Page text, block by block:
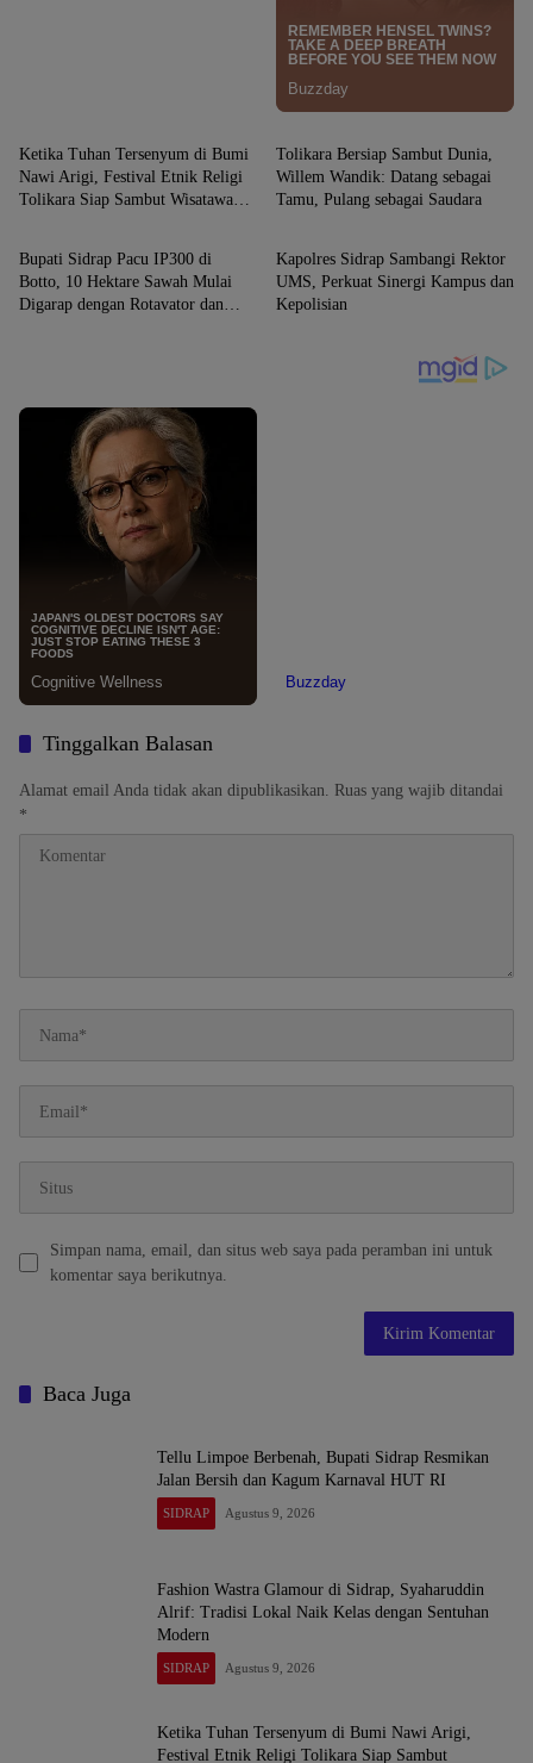
Ketika Tuhan Tersenyum di Bumi
Nawi Arigi, Festival Etnik Religi
Tolikara Siap Sambut Wisatawan
Tolikara Bersiap Sambut Dunia,
Willem Wandik: Datang sebagai
Tamu, Pulang sebagai Saudara
SIDRAP
Bupati Sidrap Pacu IP300 di
Botto, 10 Hektare Sawah Mulai
Digarap dengan Rotavator dan
SIDRAP
Kapolres Sidrap Sambangi Rektor
UMS, Perkuat Sinergi Kampus dan
Kepolisian
Tinggalkan Balasan
Alamat email Anda tidak akan dipublikasikan. Ruas yang wajib ditandai
*
Simpan nama, email, dan situs web saya pada peramban ini untuk
komentar saya berikutnya.
Baca Juga
Tellu Limpoe Berbenah, Bupati Sidrap Resmikan
Jalan Bersih dan Kagum Karnaval HUT RI
SIDRAP Agustus 9, 2026
Fashion Wastra Glamour di Sidrap, Syaharuddin
Alrif: Tradisi Lokal Naik Kelas dengan Sentuhan
Modern
SIDRAP Agustus 9, 2026
Ketika Tuhan Tersenyum di Bumi Nawi Arigi,
Festival Etnik Religi Tolikara Siap Sambut